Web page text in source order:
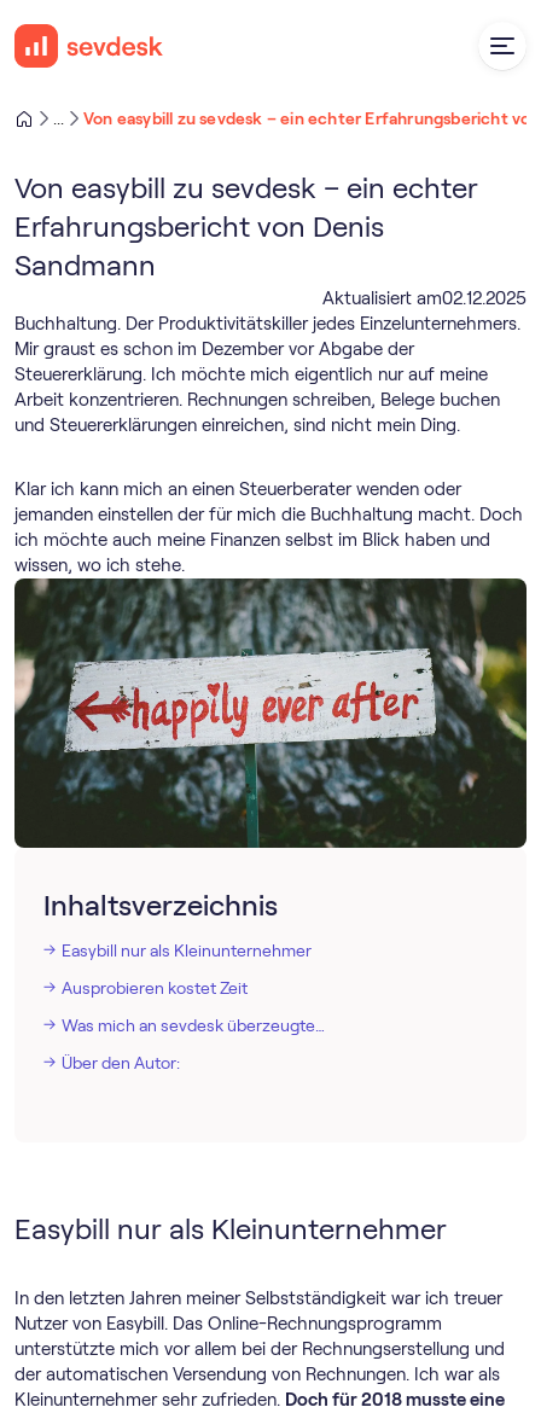
Von easybill zu sevdesk – ein echter Erfahrungsbericht
Von easybill zu sevdesk – ein echter
Erfahrungsbericht von Denis
Sandmann
Aktualisiert am02.12.2025
Buchhaltung. Der Produktivitätskiller jedes Einzelunternehmers.
Mir graust es schon im Dezember vor Abgabe der
Steuererklärung. Ich möchte mich eigentlich nur auf meine
Arbeit konzentrieren. Rechnungen schreiben, Belege buchen
und Steuererklärungen einreichen, sind nicht mein Ding.
Klar ich kann mich an einen Steuerberater wenden oder
jemanden einstellen der für mich die Buchhaltung macht. Doch
ich möchte auch meine Finanzen selbst im Blick haben und
wissen, wo ich stehe.
Inhaltsverzeichnis
Easybill nur als Kleinunternehmer
Ausprobieren kostet Zeit
Was mich an sevdesk überzeugte…
Über den Autor:
Easybill nur als Kleinunternehmer
In den letzten Jahren meiner Selbstständigkeit war ich treuer
Nutzer von Easybill. Das Online-Rechnungs­programm
unterstützte mich vor allem bei der Rechnungserstellung und
der automatischen Versendung von Rechnungen. Ich war als
Kleinunternehmer sehr zufrieden. Doch für 2018 musste eine